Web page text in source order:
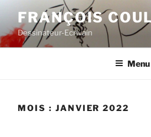
contenu
principal
FRANÇOIS
Dessinateur-Ecrivain
Menu
MOIS : JANVIER 2022